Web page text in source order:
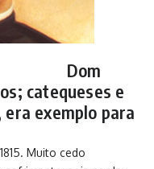
Dom
catequeses e
exemplo para
Muito cedo